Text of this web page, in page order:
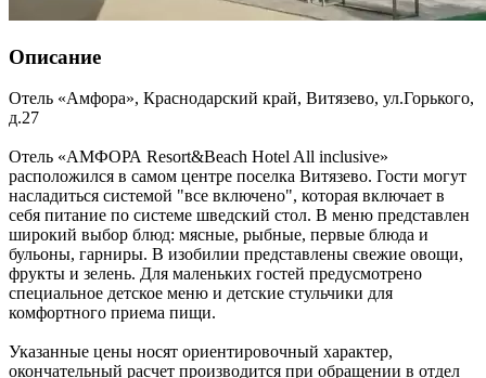
Описание
Отель «Амфора», Краснодарский край, Витязево, ул.Горького,
д.27
Отель «АМФОРА Resort&Beach Hotel All inclusive»
расположился в самом центре поселка Витязево. Гости могут
насладиться системой "все включено", которая включает в
себя питание по системе шведский стол. В меню представлен
широкий выбор блюд: мясные, рыбные, первые блюда и
бульоны, гарниры. В изобилии представлены свежие овощи,
фрукты и зелень. Для маленьких гостей предусмотрено
специальное детское меню и детские стульчики для
комфортного приема пищи.
Указанные цены носят ориентировочный характер,
окончательный расчет производится при обращении в отдел